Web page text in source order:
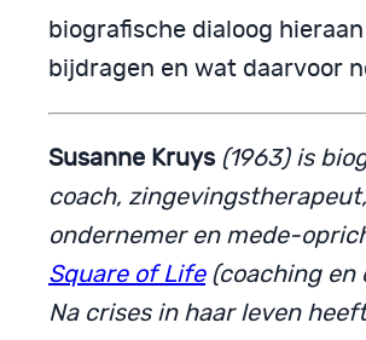
biografische dialoog
bijdragen en wat daarvoor
Susanne Kruys (1963) is
coach, zingevingstherapeut,
ondernemer en mede-
Square of Life(coaching en
Na crises in haar leven